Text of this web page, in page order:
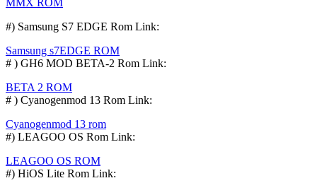
MMX ROM
#) Samsung S7 EDGE Rom Link:
Samsung s7EDGE ROM
# ) GH6 MOD BETA-2 Rom Link:
BETA 2 ROM
# ) Cyanogenmod 13 Rom Link:
Cyanogenmod 13 rom
#) LEAGOO OS Rom Link:
LEAGOO OS ROM
#) HiOS Lite Rom Link: